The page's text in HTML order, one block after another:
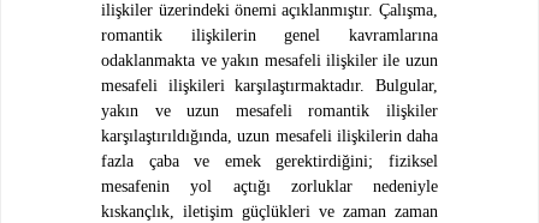
ilişkiler üzerindeki önemi açıklanmıştır. Çalışma,
romantik ilişkilerin genel kavramlarına
odaklanmakta ve yakın mesafeli ilişkiler ile uzun
mesafeli ilişkileri karşılaştırmaktadır. Bulgular,
yakın ve uzun mesafeli romantik ilişkiler
karşılaştırıldığında, uzun mesafeli ilişkilerin daha
fazla çaba ve emek gerektirdiğini; fiziksel
mesafenin yol açtığı zorluklar nedeniyle
kıskançlık, iletişim güçlükleri ve zaman zaman